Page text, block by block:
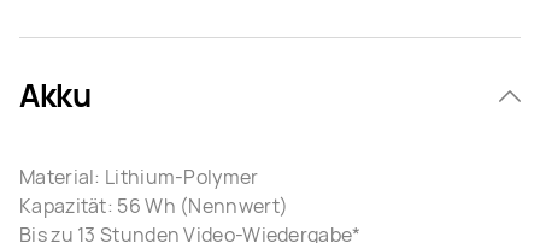
Akku
Material: Lithium-Polymer
Kapazität: 56 Wh (Nennwert)
Bis zu 13 Stunden Video-Wiedergabe*